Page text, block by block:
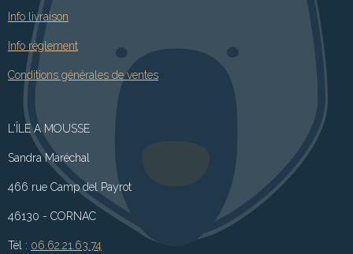
Info livraison
Info règlement
Conditions générales de ventes
L'ÎLE A MOUSSE
Sandra Maréchal
466 rue Camp del Payrot
46130 - CORNAC
Tél : 06.62.21.63.74